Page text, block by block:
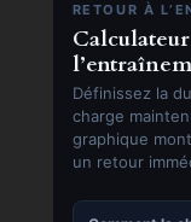
RETOUR À
Définissez la
charge
graphique
un retour